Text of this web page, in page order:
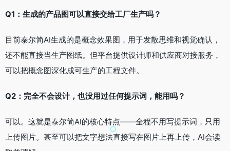
Q1：生成的产品图可以直接交给工厂生产吗？
目前泰尔简AI生成的是概念效果图，用于发散思维和视觉确认，
还不能直接当生产图纸。但平台提供设计师和供应商对接服务，
可以把概念图深化成可生产的工程文件。
Q2：完全不会设计，也没用过任何提示词，能用吗？
可以。这就是泰尔简AI的核心特点——全程不用写提示词，只用
上传图片。甚至可以把文字想法直接写在图片上再上传，AI会读